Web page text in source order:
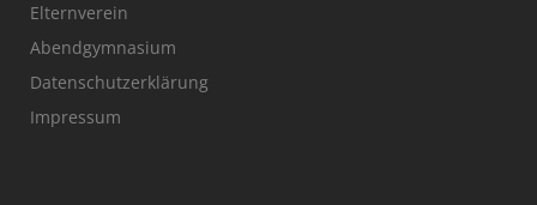
Elternverein
Abendgymnasium
Datenschutzerklärung
Impressum